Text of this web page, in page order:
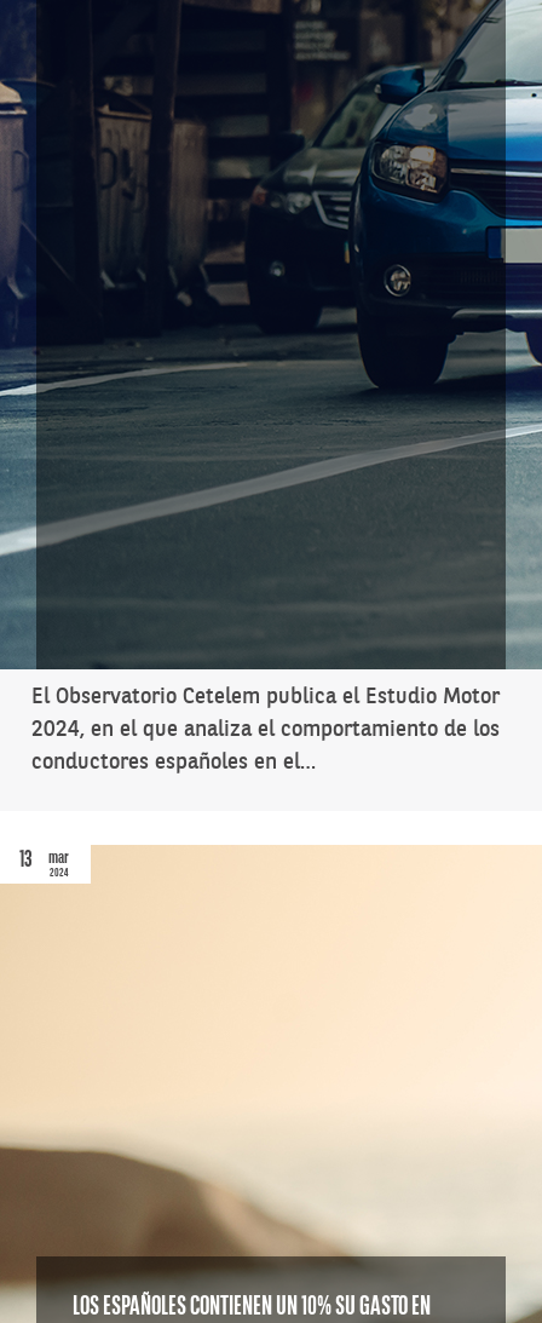
El Observatorio Cetelem publica el Estudio Motor
2024, en el que analiza el comportamiento de los
conductores españoles en el…
13 mar
2024
LOS ESPAÑOLES CONTIENEN UN 10% SU GASTO EN